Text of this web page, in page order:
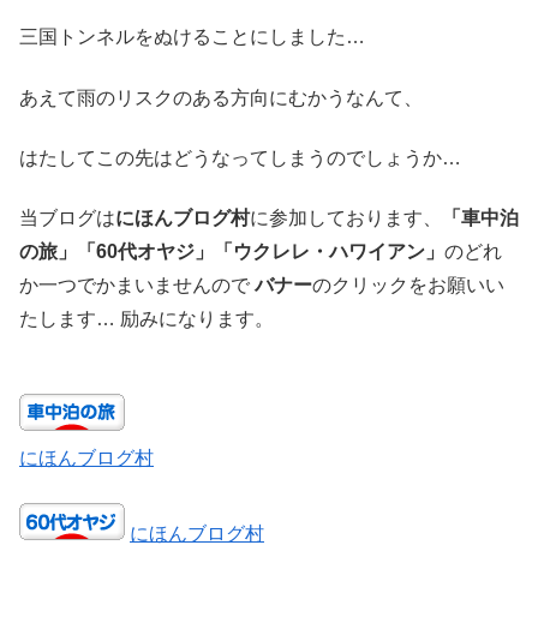
三国トンネルをぬけることにしました…
あえて雨のリスクのある方向にむかうなんて、
はたしてこの先はどうなってしまうのでしょうか…
当ブログはにほんブログ村に参加しております、
「車中泊
の旅」「60代オヤジ」「ウクレレ・ハワイアン」 のどれ
か一つでかまいませんのでバナーのクリックをお願いい
たします… 励みになります。
にほんブログ村
にほんブログ村